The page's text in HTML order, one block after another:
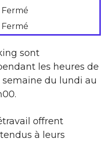
Fermé
Fermé
sont
les heures de
semaine du lundi au
offrent
à leurs